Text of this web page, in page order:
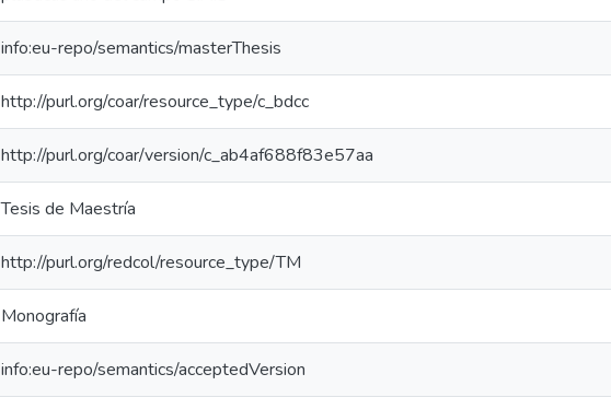
info:eu-repo/semantics/masterThesis
http://purl.org/coar/resource_type/c_bdcc
http://purl.org/coar/version/c_ab4af688f83e57aa
Tesis de Maestría
http://purl.org/redcol/resource_type/TM
Monografía
info:eu-repo/semantics/acceptedVersion